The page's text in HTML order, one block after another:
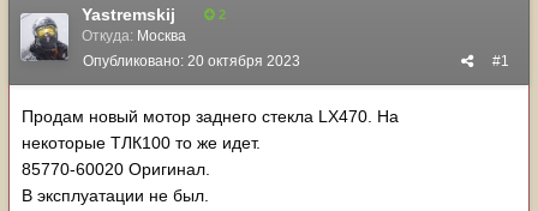
Yastremskij 2
Откуда: Москва
#1
Опубликовано: 20 октября 2023
Продам новый мотор заднего стекла LX470. На
некоторые ТЛК100 то же идет.
85770-60020 Оригинал.
В эксплуатации не был.